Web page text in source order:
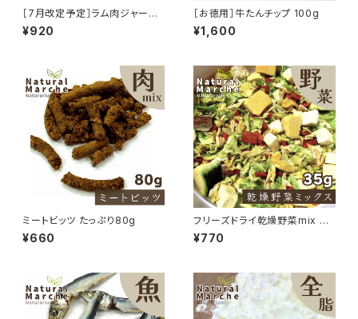
［7月改定予定］ラム肉ジャーキ
ーカット たっぷり100g
¥920
［お徳用］牛たんチップ 100g
¥1,600
ミートビッツ たっぷり80g
¥660
フリーズドライ乾燥野菜mix 35
g
¥770